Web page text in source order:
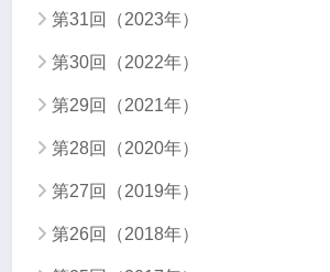
第31回（2023年）
第30回（2022年）
第29回（2021年）
第28回（2020年）
第27回（2019年）
第26回（2018年）